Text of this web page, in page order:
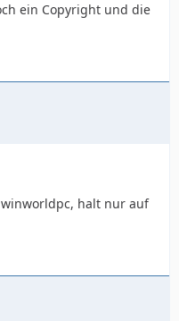
ein Copyright und die
halt nur auf